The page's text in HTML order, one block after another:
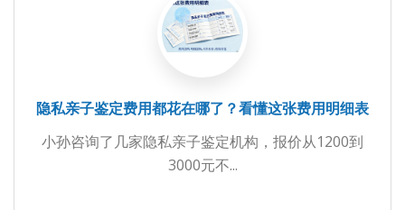
隐私亲子鉴定费用都花在哪了？看懂这张费用明细表
小孙咨询了几家隐私亲子鉴定机构，报价从1200到
3000元不...